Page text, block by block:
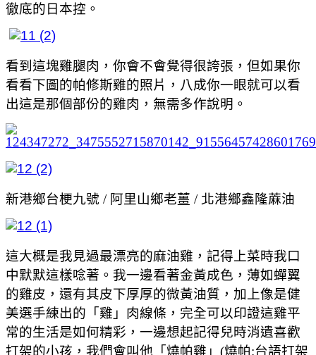
徹底的日本控。
看到這塊雞腿肉，你會不會覺得很誇張，但如果你
看看下圖的帕修斯雞的照片，八成你一眼就可以看
出這是那個部份的雞肉，無需多作說明。
新港鄉台梗九號 / 阿里山鄉老薑 / 北港鄉鑫隆蔴油
這大概是我見過最漂亮的麻油雞，記得上菜時我口
中默默這樣唸著。我一邊看著金黃成色，薄如蟬翼
的雞皮，還有其皮下厚厚的微黃油質，加上像是健
美選手練出的「雞」肉線條，完全可以印證這雞平
常的生活是如何精彩，一邊想起記得兒時消遺喜歡
打架的小孩，我們會叫他「燒帕雞」(燒帕:台語打架